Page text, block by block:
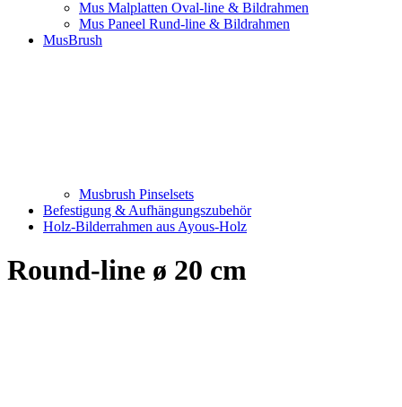
Mus Malplatten Oval-line & Bildrahmen
Mus Paneel Rund-line & Bildrahmen
MusBrush
Musbrush Pinselsets
Befestigung & Aufhängungszubehör
Holz-Bilderrahmen aus Ayous-Holz
Round-line ø 20 cm